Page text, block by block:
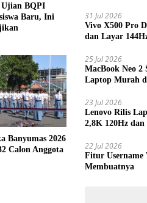
Ujian BQPI
Baru, Ini
Banyumas 2026
Calon Anggota
31 Jul 2026
Vivo X500 Pro
dan Layar
25 Jul 2026
MacBook Neo 2
Laptop Murah
23 Jul 2026
Lenovo Rilis
2,8K 120Hz
22 Jul 2026
Fitur Username
Membuatnya